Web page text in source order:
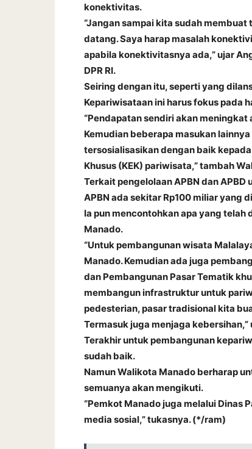
konektivitas.
“Jangan sampai kita sudah
datang. Saya harap masalah
apabila konektivitasnya ada,” ujar
DPR RI.
Seiring dengan itu, seperti yang
Kepariwisataan ini harus fokus pada
“Pendapatan sendiri akan
Kemudian beberapa masukan
tersosialisasikan dengan baik
Khusus (KEK) pariwisata,” tambah
Terkait pengelolaan APBN dan
APBN ada sekitar Rp100 miliar yang
Ia pun mencontohkan apa yang
Manado.
“Untuk pembangunan wisata
Manado. Kemudian ada juga
dan Pembangunan Pasar Tematik
membangun infrastruktur untuk
pedesterian, pasar tradisional kita
Termasuk juga menjaga
Terakhir untuk pembangunan
sudah baik.
Namun Walikota Manado berharap
semuanya akan mengikuti.
“Pemkot Manado juga melalui Dinas
media sosial,” tukasnya. (*/ram)